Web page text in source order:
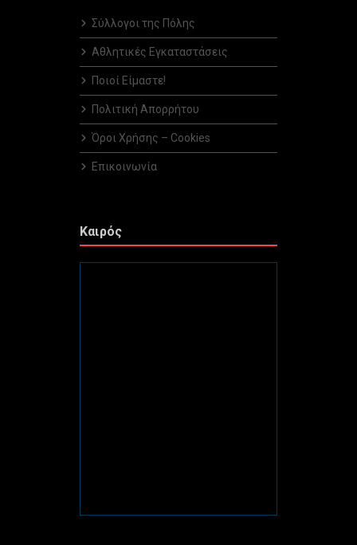
Σύλλογοι της Πόλης
Αθλητικές Εγκαταστάσεις
Ποιοί Είμαστε!
Πολιτική Απορρήτου
Όροι Χρήσης – Cookies
Επικοινωνία
Καιρός